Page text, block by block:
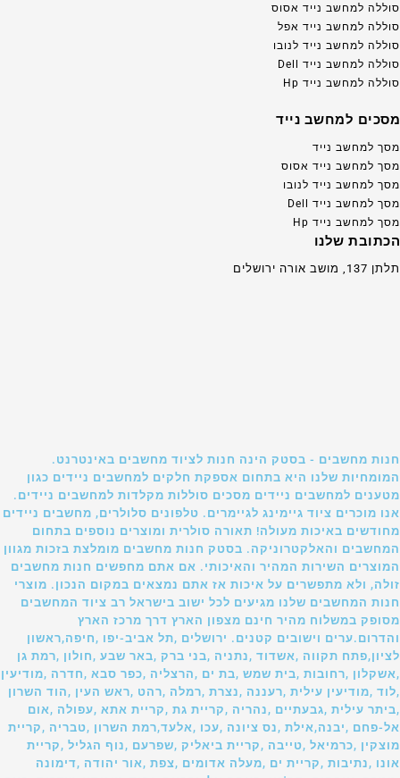
סוללה למחשב נייד אסוס
סוללה למחשב נייד אפל
סוללה למחשב נייד לנובו
סוללה למחשב נייד Dell
סוללה למחשב נייד Hp
מסכים למחשב נייד
מסך למחשב נייד
מסך למחשב נייד אסוס
מסך למחשב נייד לנובו
מסך למחשב נייד Dell
מסך למחשב נייד Hp
הכתובת שלנו
תלתן 137, מושב אורה ירושלים
חנות מחשבים - בסטק הינה חנות לציוד מחשבים באינטרנט.
המומחיות שלנו היא בתחום אספקת חלקים למחשבים ניידים כגון
מטענים למחשבים ניידים מסכים סוללות מקלדות למחשבים ניידים.
אנו מוכרים ציוד גיימינג לגיימרים. טלפונים סלולרים, מחשבים ניידים
מחודשים באיכות מעולה! תאורה סולרית ומוצרים נוספים בתחום
המחשבים והאלקטרוניקה. בסטק חנות מחשבים מומלצת בזכות מגוון
המוצרים השירות המהיר והאיכותי. אם אתם מחפשים חנות מחשבים
זולה, ולא מתפשרים על איכות אז אתם נמצאים במקום הנכון. מוצרי
חנות המחשבים שלנו מגיעים לכל ישוב בישראל רב ציוד המחשבים
מסופק במשלוח מהיר חינם מצפון הארץ דרך מרכז הארץ
והדרום.ערים וישובים קטנים. ירושלים ,תל אביב-יפו ,חיפה,ראשון
לציון,פתח תקווה ,אשדוד ,נתניה ,בני ברק ,באר שבע ,חולון ,רמת גן
,אשקלון ,רחובות ,בית שמש ,בת ים ,הרצליה ,כפר סבא ,חדרה ,מודיעין
,לוד ,מודיעין עילית ,רעננה ,נצרת ,רמלה ,רהט ,ראש העין ,הוד השרון
,ביתר עילית ,גבעתיים ,נהריה ,קריית גת ,קריית אתא ,עפולה ,אום
אל-פחם ,יבנה,אילת ,נס ציונה ,עכו ,אלעד,רמת השרון ,טבריה ,קריית
מוצקין ,כרמיאל ,טייבה ,קריית ביאליק ,שפרעם ,נוף הגליל ,קריית
אונו ,נתיבות ,קריית ים ,מעלה אדומים ,צפת ,אור יהודה ,דימונה